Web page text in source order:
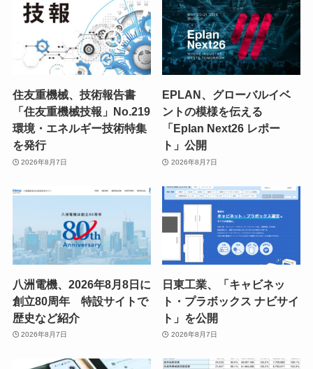
住友重機械、技術報告書
「住友重機械技報」No.219
環境・エネルギー技術特集
を発行
2026年8月7日
EPLAN、グローバルイベ
ントの模様を伝える
「Eplan Next26 レポー
ト」公開
2026年8月7日
八洲電機、2026年8月8日に
創立80周年 特設サイトで
歴史など紹介
2026年8月7日
日東工業、「キャビネッ
ト・プラボックス ナビサイ
ト」を公開
2026年8月7日